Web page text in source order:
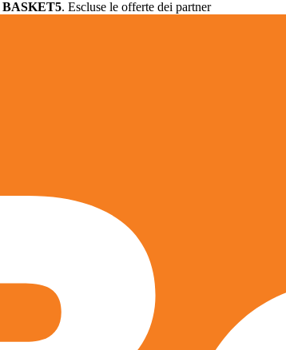
BASKET5. Escluse le offerte dei partner